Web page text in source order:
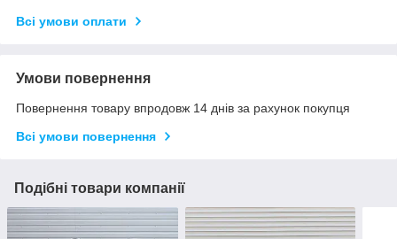
Всі умови оплати
Умови повернення
Повернення товару впродовж 14 днів за рахунок покупця
Всі умови повернення
Подібні товари компанії